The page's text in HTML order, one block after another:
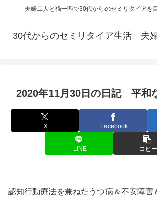
夫婦二人と猫一匹で30代からのセミリタイアを
30代からのセミリタイア生活 夫
2020年11月30日の日記 平和
X Facebook
LINE コピー
認知行動療法を兼ねたうつ病＆不安障害